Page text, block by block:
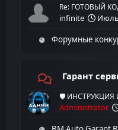
Re: ГОТОВЫЙ
infinite
Июль
Форумные
Гарант
🛡️ ИНСТРУКЦИЯ
Administrator